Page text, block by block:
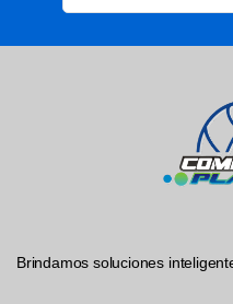
Brindamos soluciones